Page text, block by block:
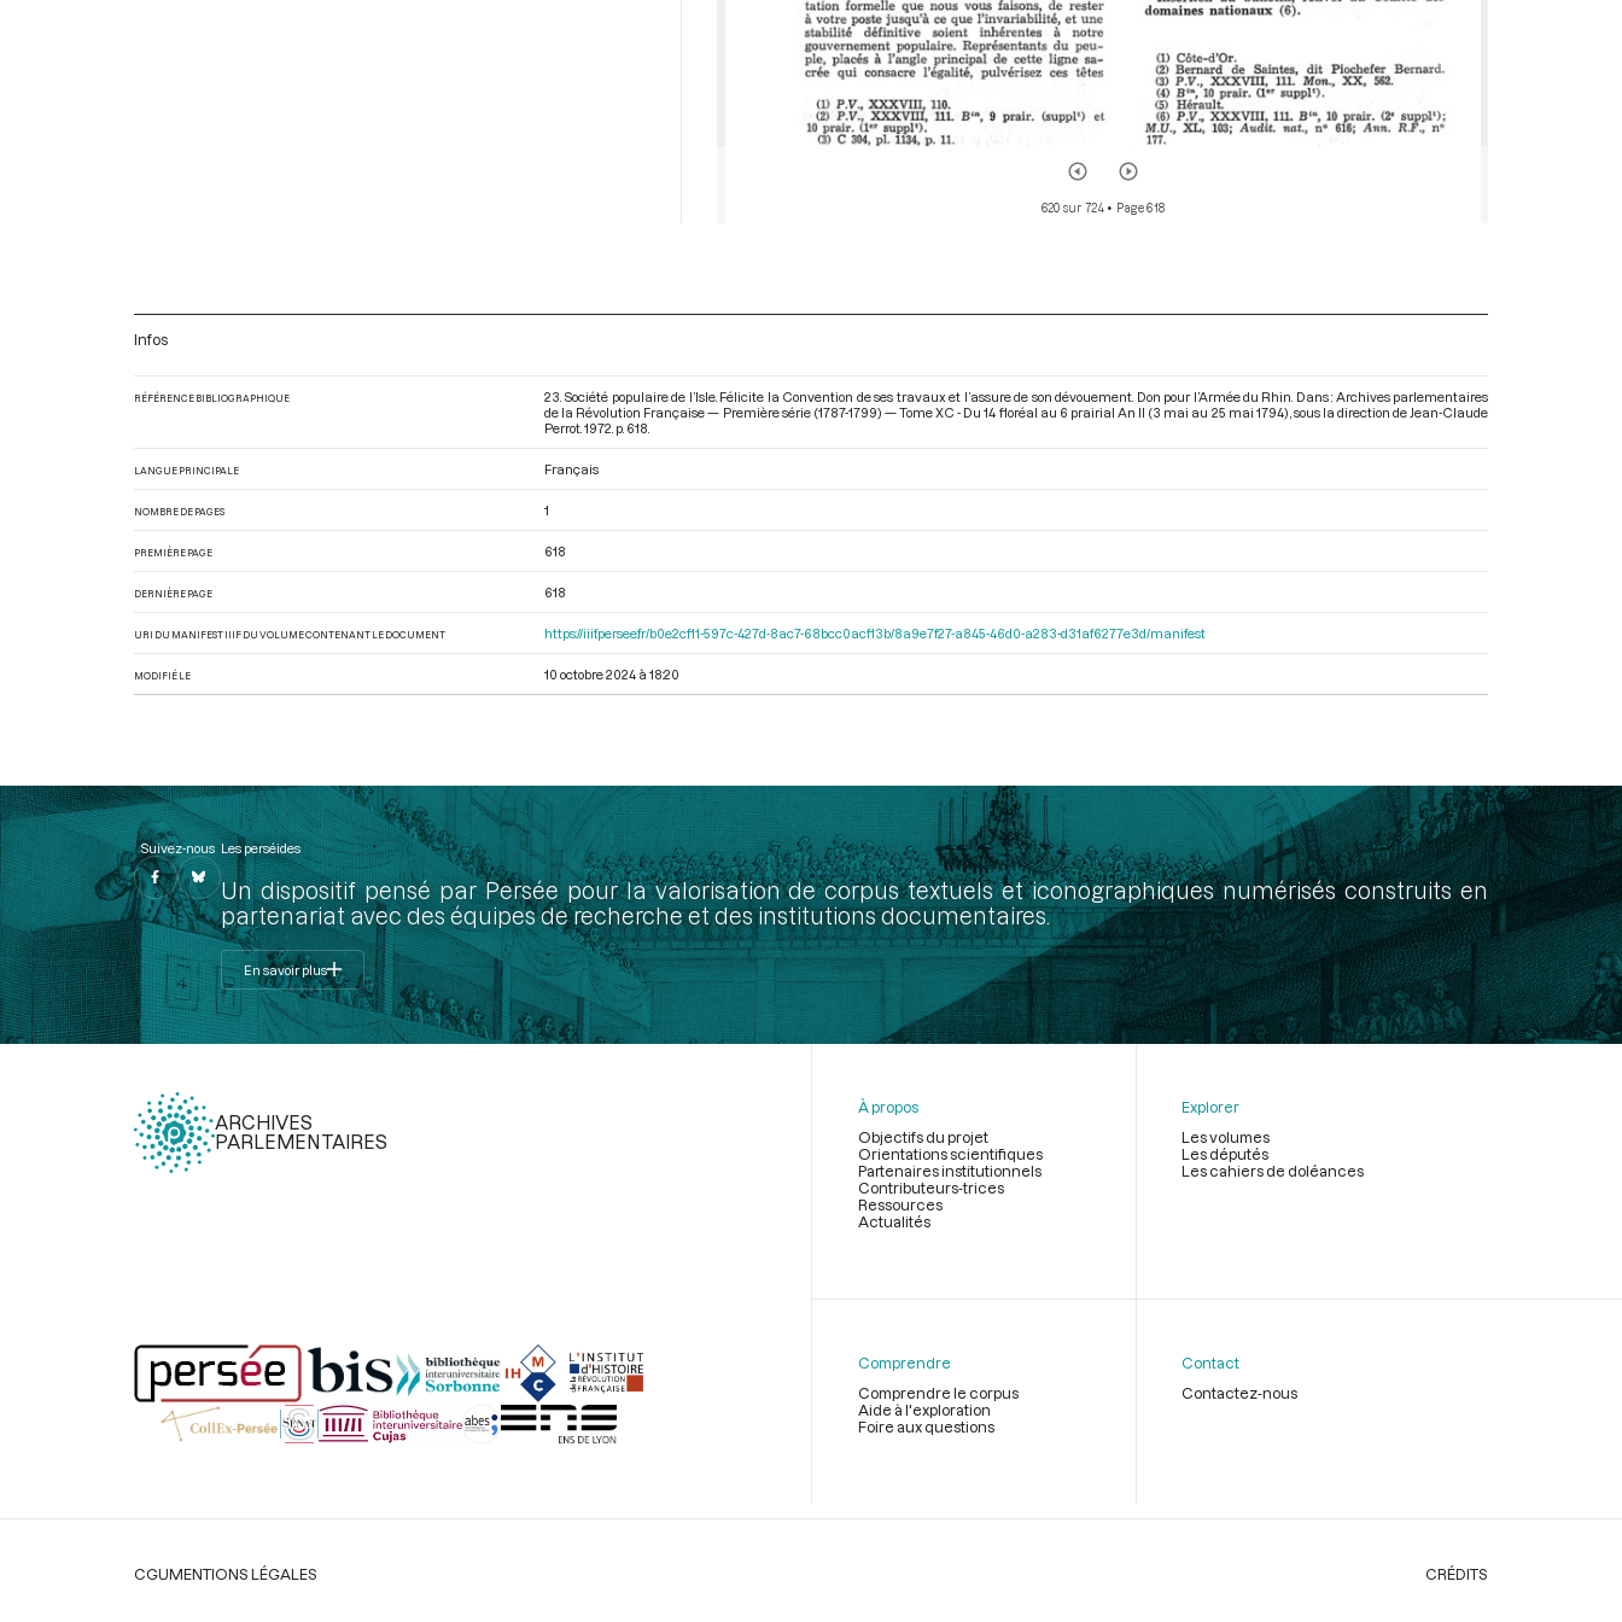
620 sur 724• Page 618
Infos
RÉFÉRENCE BIBLIOGRAPHIQUE
23. Société populaire de l’Isle. Félicite la Convention de ses travaux et l’assure de son dévouement. Don pour l’Armée du Rhin. Dans : Archives parlementaires
de la Révolution Française — Première série (1787-1799) — Tome XC - Du 14 floréal au 6 prairial An II (3 mai au 25 mai 1794) , sous la direction de Jean-Claude
Perrot. 1972. p. 618.
LANGUE PRINCIPALE Français
NOMBRE DE PAGES 1
PREMIÈRE PAGE 618
DERNIÈRE PAGE 618
URI DU MANIFEST IIIF DU VOLUME CONTENANT LE DOCUMENT https://iiif.persee.fr/b0e2cf11-597c-427d-8ac7-68bcc0acf13b/8a9e7f27-a845-46d0-a283-d31af6277e3d/manifest
MODIFIÉ LE 10 octobre 2024 à 18:20
Suivez-nous Les perséides
Un dispositif pensé par Persée pour la valorisation de corpus textuels et iconographiques numérisés construits en
partenariat avec des équipes de recherche et des institutions documentaires.
En savoir plus
ARCHIVES
PARLEMENTAIRES
page
À propos
Objectifs du projet
Orientations scientifiques
Partenaires institutionnels
Contributeurs-trices
Ressources
Actualités
Explorer
Les volumes
Les députés
Les cahiers de doléances
Comprendre
Comprendre le corpus
Aide à l'exploration
Foire aux questions
Contact
Contactez-nous
Légal
CGUMENTIONS LÉGALES CRÉDITS